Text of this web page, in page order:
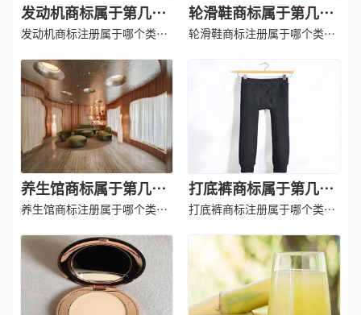
发动机商标属于第几类-
发动机商标注册属于哪
一类？「商标分类」
发动机商标注册属于哪个类
轮滑鞋商标属于第几类-
轮滑鞋商标注册属于哪
轮滑鞋商标注册属于哪个类
养生馆商标属于第几类-
养生馆商标注册属于哪
一类？「商标分类」
养生馆商标注册属于哪个类
打底裤商标属于第几类-
打底裤商标注册属于哪
一类？「商标分类」
打底裤商标注册属于哪个类